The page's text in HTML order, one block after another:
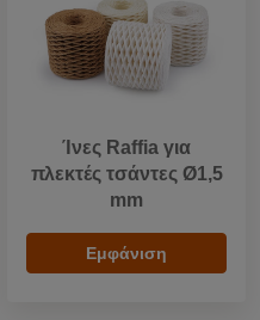
Ίνες Raffia για
πλεκτές τσάντες Ø1,5
mm
Εμφάνιση